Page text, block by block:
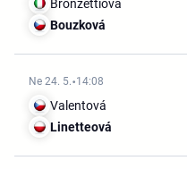
Bronzettiová
Bouzková
Ne 24. 5. 14:08
Valentová
Linetteová